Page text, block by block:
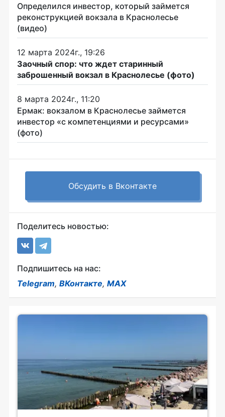
Определился инвестор, который займется
реконструкцией вокзала в Краснолесье
(видео)
12 марта 2024г., 19:26
Заочный спор: что ждет старинный
заброшенный вокзал в Краснолесье (фото)
8 марта 2024г., 11:20
Ермак: вокзалом в Краснолесье займется
инвестор «с компетенциями и ресурсами»
(фото)
Обсудить в Вконтакте
Поделитесь новостью:
Подпишитесь на нас:
Telegram, ВКонтакте, MAX